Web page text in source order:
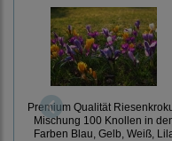
Premium Qualität
Mischung 100 Knollen in
Farben Blau, Gelb, Weiß,